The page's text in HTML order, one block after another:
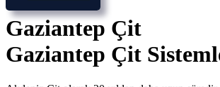
Gaziantep Çit
Gaziantep Çit